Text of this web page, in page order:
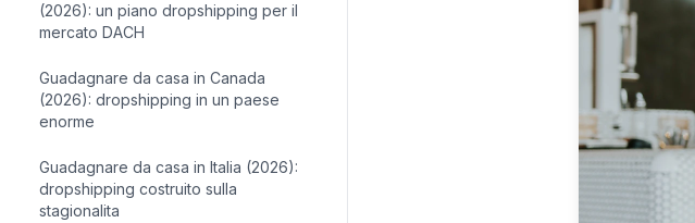
(2026): un piano dropshipping per il
mercato DACH
Guadagnare da casa in Canada
(2026): dropshipping in un paese
enorme
Guadagnare da casa in Italia (2026):
dropshipping costruito sulla
stagionalita